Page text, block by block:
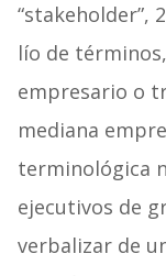
“stakeholder”,
lío de
empresario o
mediana
terminológica
ejecutivos de
verbalizar de